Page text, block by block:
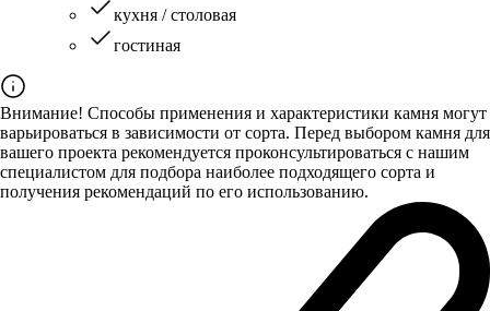
кухня / столовая
гостиная
Внимание! Способы применения и характеристики камня могут
варьироваться в зависимости от сорта. Перед выбором камня для
вашего проекта рекомендуется проконсультироваться с нашим
специалистом для подбора наиболее подходящего сорта и
получения рекомендаций по его использованию.